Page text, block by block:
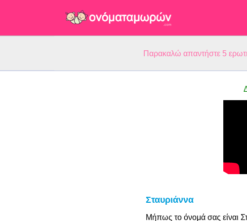
Παρακαλώ απαντήστε 5
Σταυριάννα
Μήπως το όνομά σας είναι